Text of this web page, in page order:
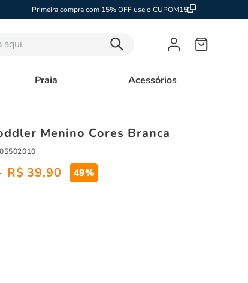
Primeira compra com 15% OFF use o CUPOM15
Praia Acessórios
Menino Cores Branca
R$ 39,90 49%